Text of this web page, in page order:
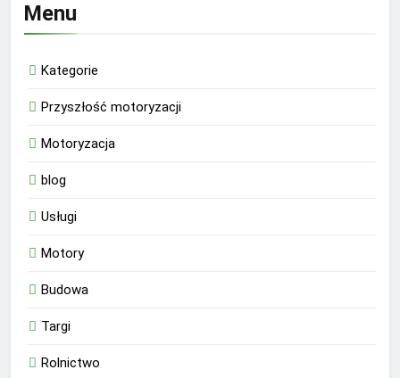
Menu
Kategorie
Przyszłość motoryzacji
Motoryzacja
blog
Usługi
Motory
Budowa
Targi
Rolnictwo